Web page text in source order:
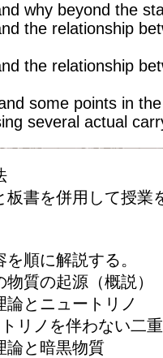
why beyond the
the relationship
the relationship
some points in
several actual
板書を併用して授業
を順に解説する。
物質の起源（概説）
論とニュートリノ
リノを伴わない二
論と暗黒物質